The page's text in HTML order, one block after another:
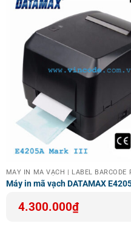
MÁY IN MÃ VẠCH | LABEL BARCODE
Máy in mã vạch DATAMAX
4.300.000₫